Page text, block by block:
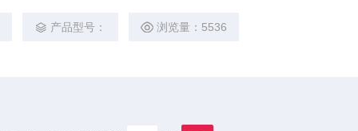
产品型号： 浏览量：5536